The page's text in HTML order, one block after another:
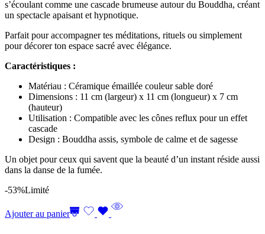
s’écoulant comme une cascade brumeuse autour du Bouddha, créant
un spectacle apaisant et hypnotique.
Parfait pour accompagner tes méditations, rituels ou simplement
pour décorer ton espace sacré avec élégance.
Caractéristiques :
Matériau : Céramique émaillée couleur sable doré
Dimensions : 11 cm (largeur) x 11 cm (longueur) x 7 cm
(hauteur)
Utilisation : Compatible avec les cônes reflux pour un effet
cascade
Design : Bouddha assis, symbole de calme et de sagesse
Un objet pour ceux qui savent que la beauté d’un instant réside aussi
dans la danse de la fumée.
-53%Limité
Ajouter au panier